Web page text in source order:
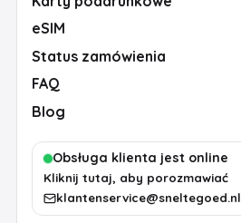
eSIM
Status zamówienia
FAQ
Blog
Obsługa klienta jest online
Kliknij tutaj, aby porozmawiać
klantenservice@sneltegoed.nl